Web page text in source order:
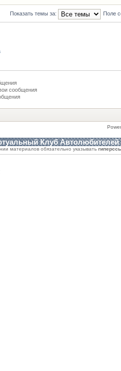
Показать темы за: Поле
сообщения
Клуб Автолюбителей
материалов обязательно указывать